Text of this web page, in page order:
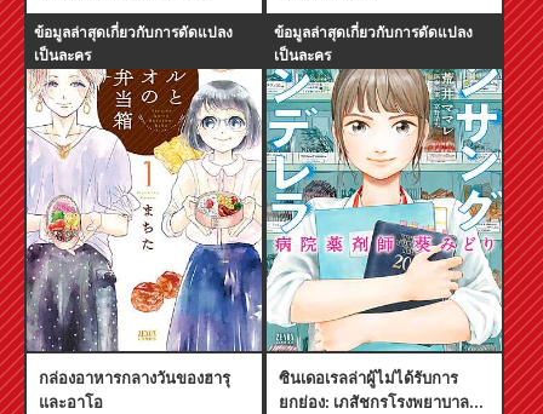
ออนไลน์~
ข้อมูลล่าสุดเกี่ยวกับการดัดแปลง
เป็นละคร
กล่องอาหารกลางวันของฮารุ
และอาโอ
ข้อมูลล่าสุดเกี่ยวกับการดัดแปลง
เป็นละคร
ซินเดอเรลล่าผู้ไม่ได้รับการ
ยกย่อง: เภสัชกรโรงพยาบาล